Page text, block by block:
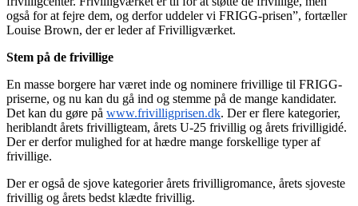
også for at fejre dem, og derfor uddeler vi FRIGG-prisen”, fortæller
Louise Brown, der er leder af Frivilligværket.
Stem på de frivillige
En masse borgere har været inde og nominere frivillige til FRIGG-
priserne, og nu kan du gå ind og stemme på de mange kandidater.
Det kan du gøre på www.frivilligprisen.dk. Der er flere kategorier,
heriblandt årets frivilligteam, årets U-25 frivillig og årets frivilligidé.
Der er derfor mulighed for at hædre mange forskellige typer af
frivillige.
Der er også de sjove kategorier årets frivilligromance, årets sjoveste
frivillig og årets bedst klædte frivillig.